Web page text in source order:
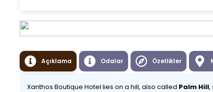
Açıklama Odalar Özellikler
Xanthos Boutique Hotel lies on a hill, also called Palm Hill,